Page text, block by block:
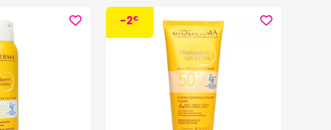
dermatologique pour garantir leur sécurité et leur efficacité, offrant ainsi une peau
avancée pour tous les types de peau et toutes les sensibilités au soleil. Dotés de
et agréables, les produits Photoderm offrent une protection efficace contre les
de la peau.
de la gamme Photoderm des laboratoires Bioderma :
solaire très haute protection SPF 50+ offre une protection optimale contre les rayons
causés par le soleil. Sa formule résistante à l'eau et non comédogène convient à tous
et peut être utilisée sur le visage et le corps.
-2€